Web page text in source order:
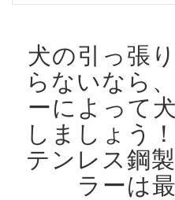
犬の引っ張
らないなら
ーによって
しましょう！
テンレス鋼
ラーは